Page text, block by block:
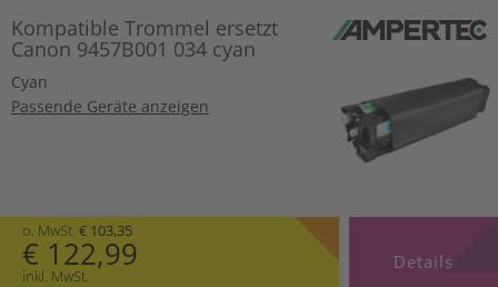
Kompatible Trommel ersetzt
Canon 9457B001 034 cyan
Cyan
Passende Geräte anzeigen
o. MwSt. € 103,35
€ 122,99
inkl. MwSt.
Details